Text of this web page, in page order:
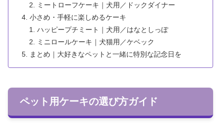
ミートローフケーキ｜犬用／ドックダイナー
小さめ・手軽に楽しめるケーキ
ハッピープチミート｜犬用／はなとしっぽ
ミニロールケーキ｜犬猫用／ケベック
まとめ｜大好きなペットと一緒に特別な記念日を
ペット用ケーキの選び方ガイド